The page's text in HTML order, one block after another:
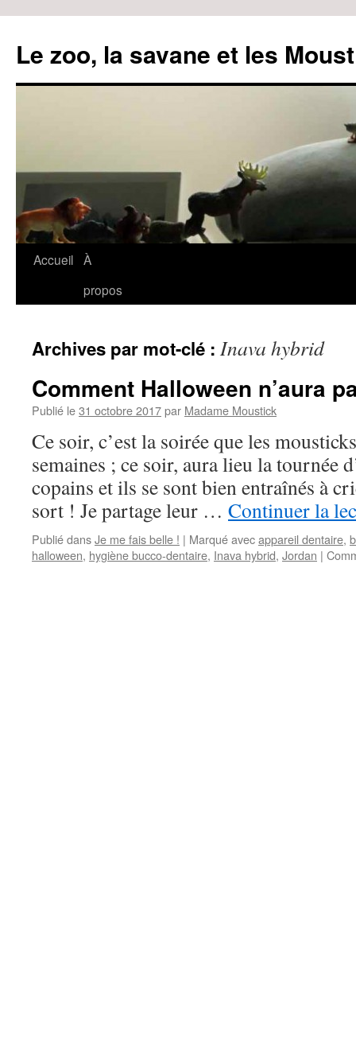
Le zoo, la savane et les
Aller
Accueil À
propos
Archives par mot-clé : Inava hybrid
Comment Halloween n’aura
Publié le31 octobre 2017par Madame Moustick
Ce soir, c’est la soirée que les
semaines ; ce soir, aura lieu la tournée
copains et ils se sont bien entraînés à
sort ! Je partage leur … Continuer la
Publié dansJe me fais belle ! | Marqué avecappareil dentaire,
halloween, hygiène bucco-dentaire, Inava hybrid, Jordan |